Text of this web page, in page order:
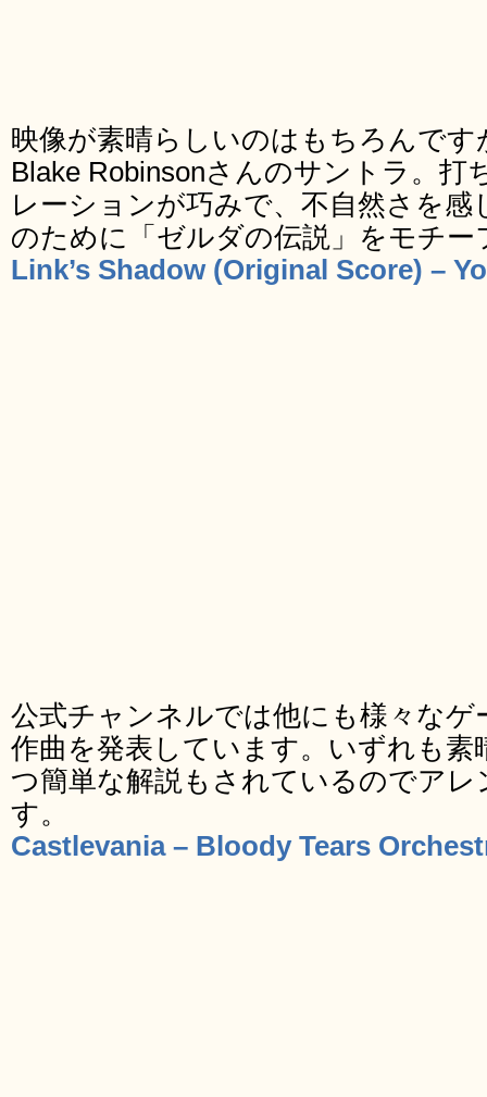
映像が素晴らしいのはもちろんで
Blake Robinsonさんのサントラ。打
レーションが巧みで、不自然さを
のために「ゼルダの伝説」をモチー
Link’s Shadow (Original Score) –
公式チャンネルでは他にも様々な
作曲を発表しています。いずれも素
つ簡単な解説もされているのでア
す。
Castlevania – Bloody Tears